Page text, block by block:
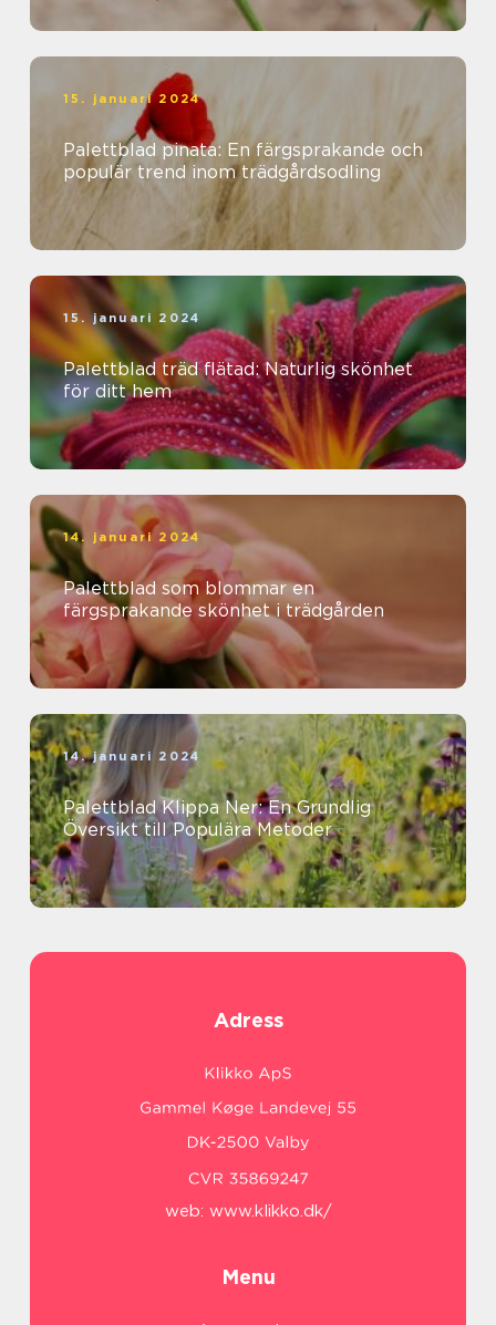
15. januari 2024
Palettblad pinata: En färgsprakande och
populär trend inom trädgårdsodling
15. januari 2024
Palettblad träd flätad: Naturlig skönhet
för ditt hem
14. januari 2024
Palettblad som blommar en
färgsprakande skönhet i trädgården
14. januari 2024
Palettblad Klippa Ner: En Grundlig
Översikt till Populära Metoder
Adress
web: www.klikko.dk/
Menu